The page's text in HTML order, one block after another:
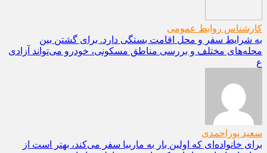
کارشناس روابط عمومی
به شرایط سفر و محل اقامت بستگی دارد. برای گشتن بین
محله‌های مختلف و بررسی مناطق مسکونی، خودرو می‌تواند آزادی
ع
سعید پوراحمدی
برای خانواده‌ای که اولین بار به ماربیا سفر می‌کند، بهتر است از